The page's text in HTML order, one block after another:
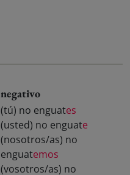
negativo
(tú) no enguates
(usted) no enguate
(nosotros/as) no
enguatemos
(vosotros/as) no